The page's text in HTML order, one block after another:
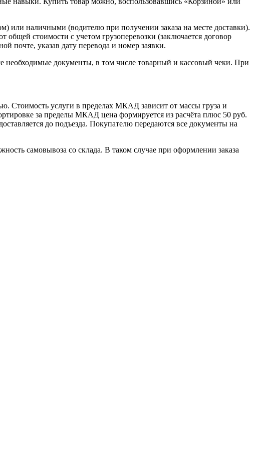
или наличными (водителю при получении заказа на месте доставки).
стоимости с учетом грузоперевозки (заключается договор
почте, указав дату перевода и номер заявки.
необходимые документы, в том числе товарный и кассовый чеки. При
Стоимость услуги в пределах МКАД зависит от массы груза и
за пределы МКАД цена формируется из расчёта плюс 50 руб.
до подъезда. Покупателю передаются все документы на
самовывоза со склада. В таком случае при оформлении заказа